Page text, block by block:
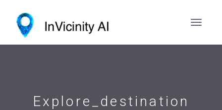
Explore_destination